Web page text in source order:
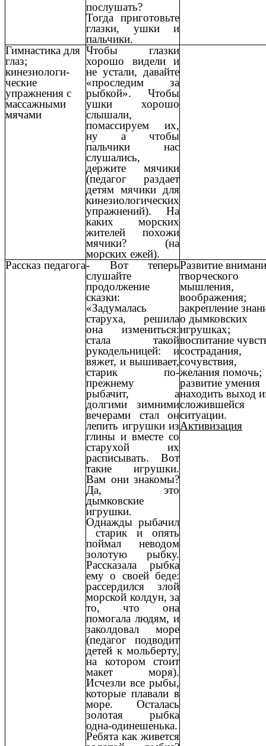
послушать?
Тогда приготовьте
глазки, ушки и
пальчики.
Гимнастика для
глаз;
кинезиологи-
ческие
упражнения с
массажными
мячами
Чтобы глазки
хорошо видели и
не устали, давайте
«проследим за
рыбкой». Чтобы
ушки хорошо
слышали,
помассируем их,
ну а чтобы
пальчики нас
слушались,
держите мячики
(педагог раздает
детям мячики для
кинезиологических
упражнений). На
каких морских
жителей похожи
мячики? (на
морских ежей).
Рассказ педагога- Вот теперь
слушайте
продолжение
сказки:
«Задумалась
старуха, решила
она измениться:
стала такой
рукодельницей: и
вяжет, и вышивает,
старик по-
прежнему
рыбачит, а
долгими зимними
вечерами стал он
лепить игрушки из
глины и вместе со
старухой их
расписывать. Вот
такие игрушки.
Вам они знакомы?
Да, это
дымковские
игрушки.
Однажды рыбачил
старик и опять
поймал неводом
золотую рыбку.
Рассказала рыбка
ему о своей беде:
рассердился злой
морской колдун, за
то, что она
помогала людям, и
заколдовал море
(педагог подводит
детей к мольберту,
на котором стоит
макет моря).
Исчезли все рыбы,
которые плавали в
море. Осталась
золотая рыбка
одна-одинешенька.
Ребята как живется
Развитие
творческого
мышления,
воображения;
закрепление
о дымковских
игрушках;
воспитание
сострадания,
сочувствия,
желания помочь;
развитие умения
находить выход
сложившейся
ситуации.
Активизация